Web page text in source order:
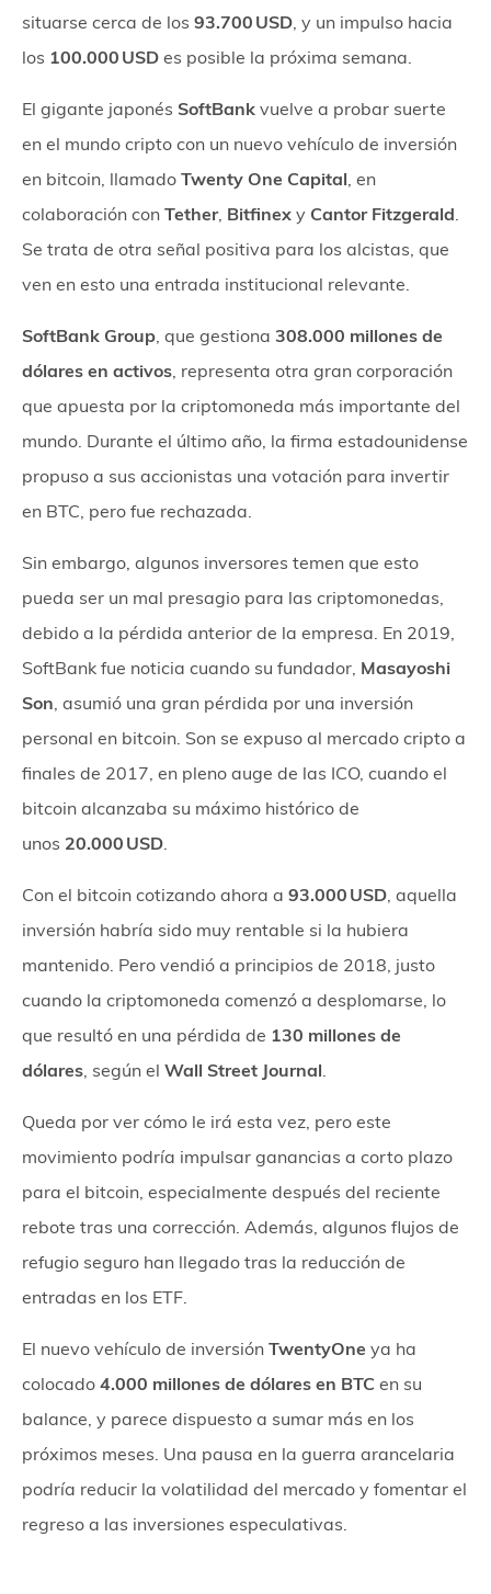
situarse cerca de los 93.700 USD, y un impulso hacia
los 100.000 USD es posible la próxima semana.
El gigante japonés SoftBank vuelve a probar suerte
en el mundo cripto con un nuevo vehículo de inversión
en bitcoin, llamado Twenty One Capital, en
colaboración con Tether, Bitfinex y Cantor Fitzgerald.
Se trata de otra señal positiva para los alcistas, que
ven en esto una entrada institucional relevante.
SoftBank Group, que gestiona 308.000 millones de
dólares en activos, representa otra gran corporación
que apuesta por la criptomoneda más importante del
mundo. Durante el último año, la firma estadounidense
propuso a sus accionistas una votación para invertir
en BTC, pero fue rechazada.
Sin embargo, algunos inversores temen que esto
pueda ser un mal presagio para las criptomonedas,
debido a la pérdida anterior de la empresa. En 2019,
SoftBank fue noticia cuando su fundador, Masayoshi
Son, asumió una gran pérdida por una inversión
personal en bitcoin. Son se expuso al mercado cripto a
finales de 2017, en pleno auge de las ICO, cuando el
bitcoin alcanzaba su máximo histórico de
unos 20.000 USD.
Con el bitcoin cotizando ahora a 93.000 USD, aquella
inversión habría sido muy rentable si la hubiera
mantenido. Pero vendió a principios de 2018, justo
cuando la criptomoneda comenzó a desplomarse, lo
que resultó en una pérdida de 130 millones de
dólares, según el Wall Street Journal.
Queda por ver cómo le irá esta vez, pero este
movimiento podría impulsar ganancias a corto plazo
para el bitcoin, especialmente después del reciente
rebote tras una corrección. Además, algunos flujos de
refugio seguro han llegado tras la reducción de
entradas en los ETF.
El nuevo vehículo de inversión TwentyOne ya ha
colocado 4.000 millones de dólares en BTC en su
balance, y parece dispuesto a sumar más en los
próximos meses. Una pausa en la guerra arancelaria
podría reducir la volatilidad del mercado y fomentar el
regreso a las inversiones especulativas.